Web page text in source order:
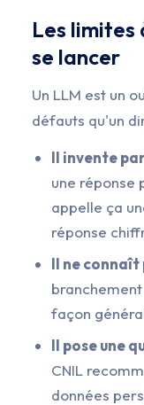
Les
se lancer
Un LLM est un
défauts qu'un
Il invente
une réponse
appelle ça
réponse
Il ne connaît
façon
Il pose une
CNIL
données